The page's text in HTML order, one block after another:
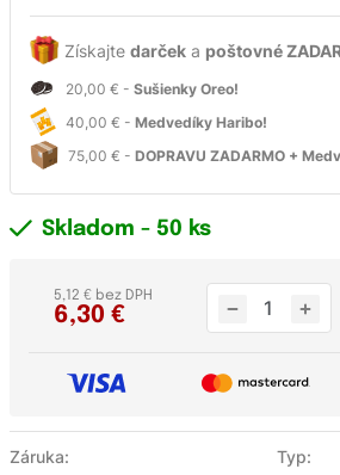
Získajte darček a poštovné
20,00 € - Sušienky Oreo!
40,00 € - Medvedíky Haribo!
75,00 € - DOPRAVU ZADARMO +
Záruka:
Typ:
Skladom - 50 ks
6,30 €
5,12 € bez DPH